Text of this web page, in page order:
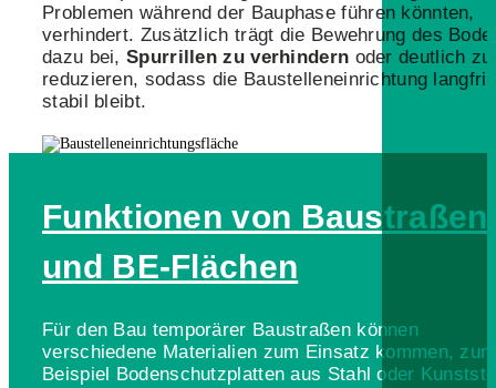
Problemen während der Bauphase führen könnten,
verhindert. Zusätzlich trägt die Bewehrung des
dazu bei,Spurrillen zu verhindern oder deutlich zu
reduzieren, sodass die Baustelleneinrichtung
stabil bleibt.
Funktionen von Baustraßen
und BE-Flächen
Für den Bau temporärer Baustraßen können
verschiedene Materialien zum Einsatz kommen, zum
Beispiel Bodenschutzplatten aus Stahl oder